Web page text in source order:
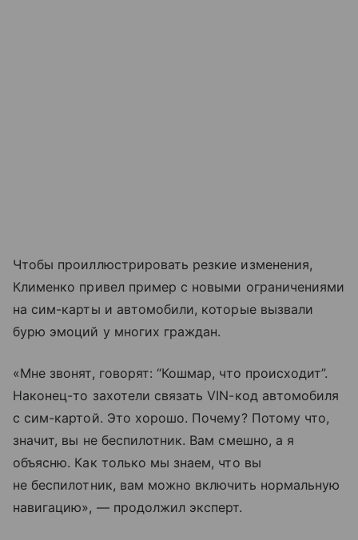
Чтобы проиллюстрировать резкие изменения,
Клименко привел пример с новыми ограничениями
на сим-карты и автомобили, которые вызвали
бурю эмоций у многих граждан.
«Мне звонят, говорят: “Кошмар, что происходит”.
Наконец-то захотели связать VIN-код автомобиля
с сим-картой. Это хорошо. Почему? Потому что,
значит, вы не беспилотник. Вам смешно, а я
объясню. Как только мы знаем, что вы
не беспилотник, вам можно включить нормальную
навигацию», — продолжил эксперт.